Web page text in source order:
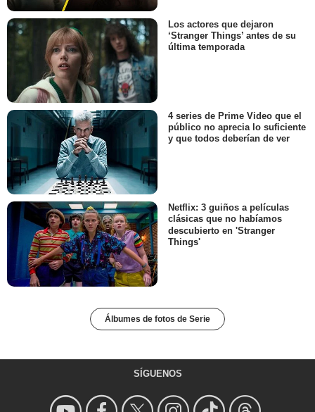
Los actores que dejaron
‘Stranger Things’ antes de su
última temporada
4 series de Prime Video que el
público no aprecia lo suficiente
y que todos deberían de ver
Netflix: 3 guiños a películas
clásicas que no habíamos
descubierto en 'Stranger
Things'
Álbumes de fotos de Serie
SÍGUENOS